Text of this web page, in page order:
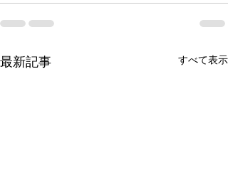
最新記事 すべて表示